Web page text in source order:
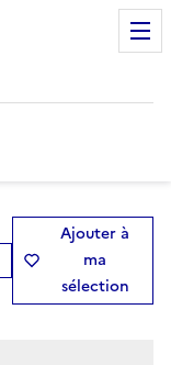
Ajouter à
ma
sélection